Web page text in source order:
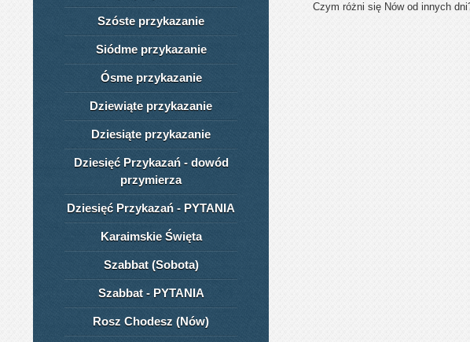
Czym różni się Nów od innych
Szóste przykazanie
Siódme przykazanie
Ósme przykazanie
Dziewiąte przykazanie
Dziesiąte przykazanie
Dziesięć Przykazań - dowód
przymierza
Dziesięć Przykazań - PYTANIA
Karaimskie Święta
Szabbat (Sobota)
Szabbat - PYTANIA
Rosz Chodesz (Nów)